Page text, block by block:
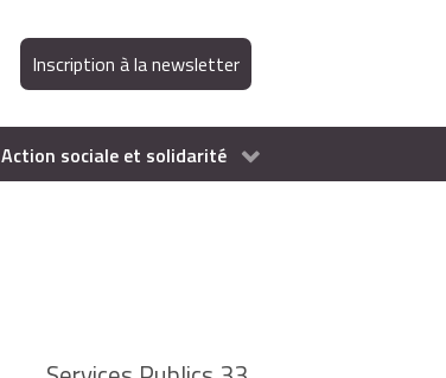
Inscription à la newsletter
Action sociale et solidarité